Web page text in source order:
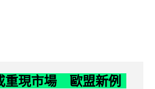
重現市場 歐盟新例